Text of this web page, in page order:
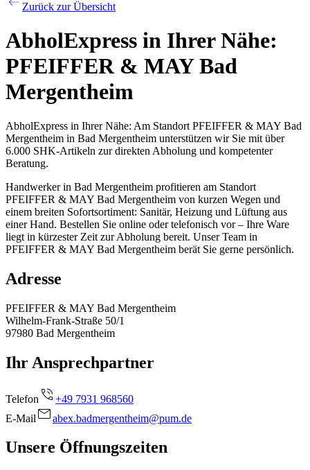
Zurück zur Übersicht
AbholExpress in Ihrer Nähe:
PFEIFFER & MAY Bad
Mergentheim
AbholExpress in Ihrer Nähe: Am Standort PFEIFFER & MAY Bad
Mergentheim in Bad Mergentheim unterstützen wir Sie mit über
6.000 SHK-Artikeln zur direkten Abholung und kompetenter
Beratung.
Handwerker in Bad Mergentheim profitieren am Standort
PFEIFFER & MAY Bad Mergentheim von kurzen Wegen und
einem breiten Sofortsortiment: Sanitär, Heizung und Lüftung aus
einer Hand. Bestellen Sie online oder telefonisch vor – Ihre Ware
liegt in kürzester Zeit zur Abholung bereit. Unser Team in
PFEIFFER & MAY Bad Mergentheim berät Sie gerne persönlich.
Adresse
PFEIFFER & MAY Bad Mergentheim
Wilhelm-Frank-Straße 50/1
97980 Bad Mergentheim
Ihr Ansprechpartner
Telefon
+49 7931 968560
E-Mail
abex.badmergentheim@pum.de
Unsere Öffnungszeiten